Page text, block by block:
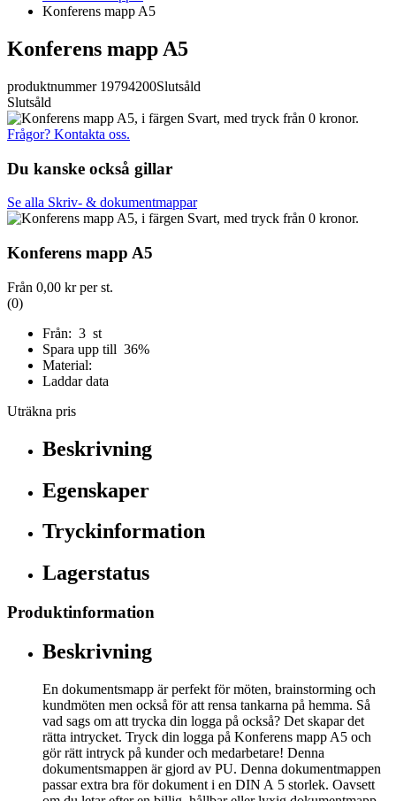
Konferens mapp A5
Konferens mapp A5
produktnummer 19794200Slutsåld
Slutsåld
Frågor? Kontakta oss.
Du kanske också gillar
Se alla Skriv- & dokumentmappar
Konferens mapp A5
Från 0,00 krper st.
(0)
Från: 3 st
Spara upp till 36%
Material:
Laddar data
Uträkna pris
Beskrivning
Egenskaper
Tryckinformation
Lagerstatus
Produktinformation
Beskrivning
En dokumentsmapp är perfekt för möten, brainstorming och
kundmöten men också för att rensa tankarna på hemma. Så
vad sags om att trycka din logga på också? Det skapar det
rätta intrycket. Tryck din logga på Konferens mapp A5 och
gör rätt intryck på kunder och medarbetare! Denna
dokumentsmappen är gjord av PU. Denna dokumentmappen
passar extra bra för dokument i en DIN A 5 storlek. Oavsett